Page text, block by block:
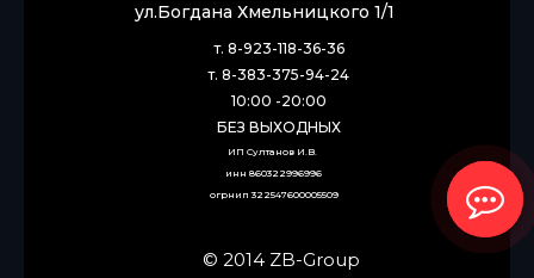
© 2014 ZB-Group
ул.Богдана Хмельницкого 1/1
т. 8-923-118-36-36
т. 8-383-375-94-24
10:00 -20:00
БЕЗ ВЫХОДНЫХ
ИП Султанов И.В.
инн 860322996996
огрнип 322547600005509